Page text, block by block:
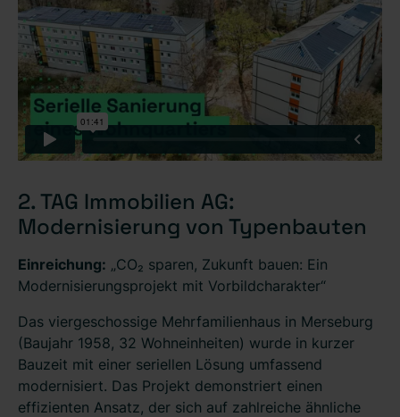
2. TAG Immobilien AG:
Modernisierung von Typenbauten
Einreichung: „CO₂ sparen, Zukunft bauen: Ein
Modernisierungsprojekt mit Vorbildcharakter“
Das viergeschossige Mehrfamilienhaus in Merseburg
(Baujahr 1958, 32 Wohneinheiten) wurde in kurzer
Bauzeit mit einer seriellen Lösung umfassend
modernisiert. Das Projekt demonstriert einen
effizienten Ansatz, der sich auf zahlreiche ähnliche